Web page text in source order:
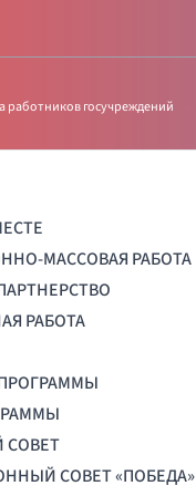
госучреждений
МАССОВАЯ РАБОТА
РАБОТА
СОВЕТ «ПОБЕДА»